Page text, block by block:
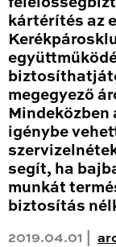
kártérítés az
megegyező
igénybe
segít, ha
munkát
biztosítás
2019.04.01 |